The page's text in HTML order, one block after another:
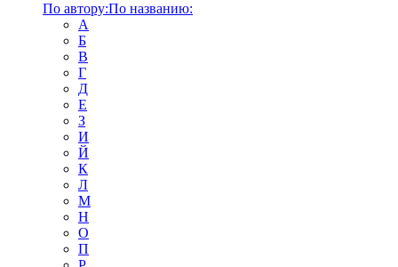
По автору:По названию:
А
Б
В
Г
Д
Е
З
И
Й
К
Л
М
Н
О
П